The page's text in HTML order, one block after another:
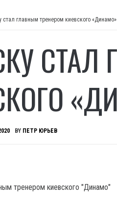
стал главным тренером киевского «Динамо»
СТАЛ
BY ПЕТР ЮРЬЕВ